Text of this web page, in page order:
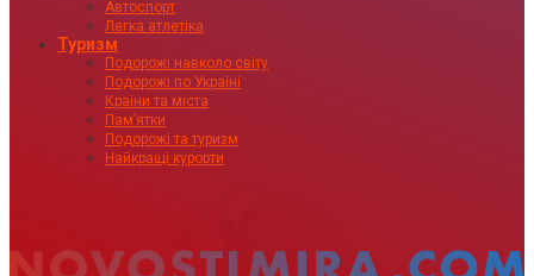
Автоспорт
Легка атлетіка
Туризм
Подорожі навколо світу
Подорожі по Україні
Країни та міста
Пам’ятки
Подорожі та туризм
Найкращі курорти